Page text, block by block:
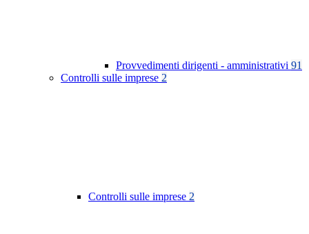
Provvedimenti dirigenti - amministrativi 91
Controlli sulle imprese 2
Controlli sulle imprese 2